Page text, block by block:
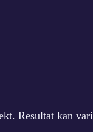
Resultat kan